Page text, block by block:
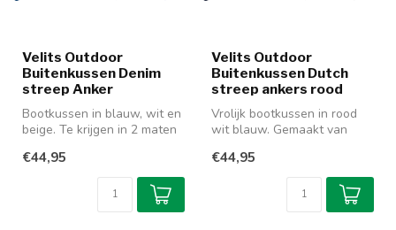
Velits Outdoor
Buitenkussen Denim
streep Anker
Bootkussen in blauw, wit en
beige. Te krijgen in 2 maten
€44,95
Velits Outdoor
Buitenkussen Dutch
streep ankers rood
Vrolijk bootkussen in rood
wit blauw. Gemaakt van
daardo...
€44,95